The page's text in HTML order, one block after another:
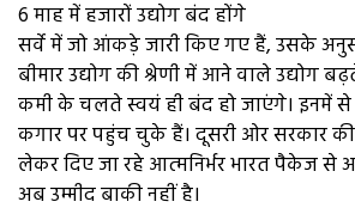
6 माह में हजारों उद्योग बंद होंगे
सर्वे में जो आंकड़े जारी किए गए हैं, उसके
बीमार उद्योग की श्रेणी में आने वाले उद्योग
कमी के चलते स्वयं ही बंद हो जाएंगे। इनमें
कगार पर पहुंच चुके हैं। दूसरी ओर सरकार की
लेकर दिए जा रहे आत्मनिर्भर भारत पैकेज से
अब उम्मीद बाकी नहीं है।